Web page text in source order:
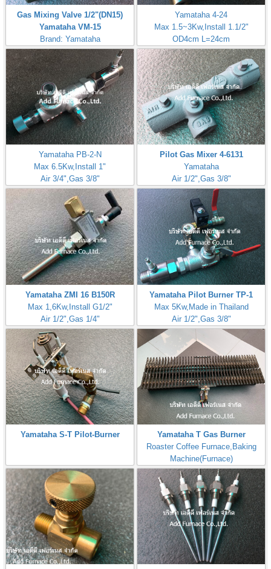
Gas Mixing Valve 1/2"(DN15)
Yamataha VM-15
Brand: Yamataha
Yamataha 4-24
Max 1.5~3Kw,Install 1.1/2"
OD4cm L=24cm
Inlet Gas Size 1/4"
Yamataha PB-2-N
Max 6.5Kw,Install 1"
Air 3/4",Gas 3/8"
Pilot Gas Mixer 4-6131
Yamataha
Air 1/2",Gas 3/8"
Yamataha ZMI 16 B150R
Max 1,6Kw,Install G1/2"
Air 1/2",Gas 1/4"
Yamataha Pilot Burner TP-1
Max 5Kw,Made in Thailand
Air 1/2",Gas 3/8"
Yamataha S-T Pilot-Burner
Yamataha T Gas Burner
Roaster Coffee Furnace,Baking
Machine(Furnace)